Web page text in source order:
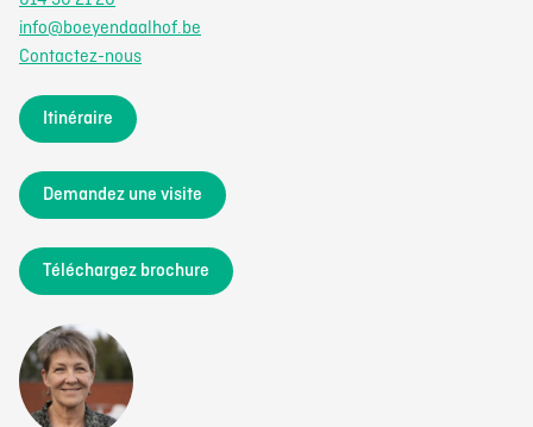
info@boeyendaalhof.be
Contactez-nous
Itinéraire
Demandez une visite
Téléchargez brochure